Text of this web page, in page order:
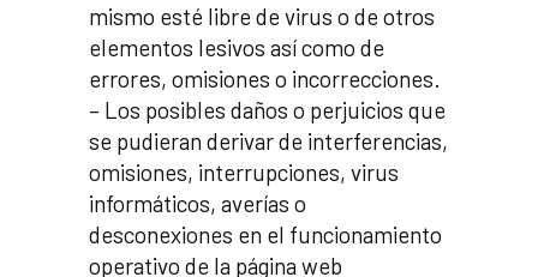
mismo esté libre de virus o de otros
elementos lesivos así como de
errores, omisiones o incorrecciones.
– Los posibles daños o perjuicios que
se pudieran derivar de interferencias,
omisiones, interrupciones, virus
informáticos, averías o
desconexiones en el funcionamiento
operativo de la página web